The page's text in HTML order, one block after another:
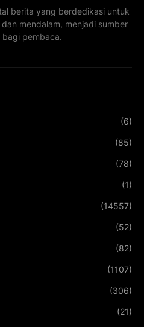
berita yang berdedikasi untuk
mendalam, menjadi sumber
pembaca.
(6)
(85)
(78)
(1)
(14557)
(52)
(82)
(1107)
(306)
(21)